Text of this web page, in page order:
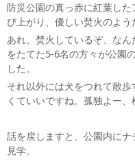
防災公園の真っ赤に紅葉し
び上がり、優しい焚火のよう
あれ、焚火しているぞ、な
をたてた5-6名の方々が公園
した。
それ以外には犬をつれて散
くていいですね。孤独よー、
話を戻しますと、公園内に
見学。